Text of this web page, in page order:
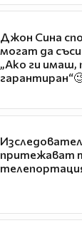
Джон Сина
могат да
„Ако ги имаш,
притежават